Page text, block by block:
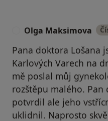
Olga Maksimova
Pana doktora Lošana
Karlových Varech na
mě poslal můj
rozštěpu malého. Pan
potvrdil ale jeho
uklidnil. Naprosto